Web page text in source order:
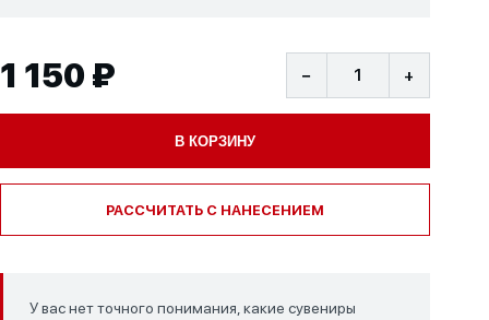
1 150 ₽ − +
В КОРЗИНУ
РАССЧИТАТЬ С НАНЕСЕНИЕМ
У вас нет точного понимания, какие сувениры